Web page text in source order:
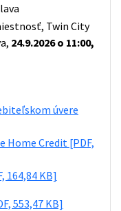
Twin City
24.9.2026 o 11:00,
úvere
Home Credit [PDF,
164,84 KB]
553,47 KB]